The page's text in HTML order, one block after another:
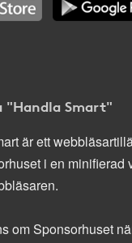
"Handla Smart"
är ett
i en minifierad
om Sponsorhuset